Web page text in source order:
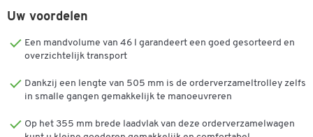
opgeborgen. Het bovenste laadvlak kan ca. 130° omhoog worden
niveau kunnen worden vervoerd.
liter. De box wordt met rubberen banden aan de
orderverzamelwagen bevestigd. De parkeerrem voorkomt dat de
bokwielen maken het mogelijk om over trappen te rijden. De wielen
Uw voordelen
Een mandvolume van 46 l garandeert een goed gesorteerd en
overzichtelijk transport
Dankzij een lengte van 505 mm is de orderverzameltrolley zelfs
in smalle gangen gemakkelijk te manoeuvreren
Op het 355 mm brede laadvlak van deze orderverzamelwagen